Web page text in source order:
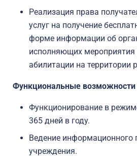
Реализация права
услуг на получение
форме информации об
исполняющих мероприятия
абилитации на территории
Функциональные возможности
Функционирование в
365 дней в году.
Ведение информационного
учреждения.